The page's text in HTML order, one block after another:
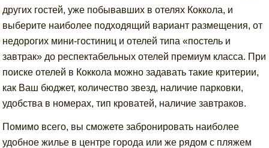
других гостей, уже побывавших в отелях Коккола, и
выберите наиболее подходящий вариант размещения, от
недорогих мини-гостиниц и отелей типа «постель и
завтрак» до респектабельных отелей премиум класса. При
поиске отелей в Коккола можно задавать такие критерии,
как Ваш бюджет, количество звезд, наличие парковки,
удобства в номерах, тип кроватей, наличие завтраков.
Помимо всего, вы сможете забронировать наиболее
удобное жилье в центре города или же рядом с пляжем